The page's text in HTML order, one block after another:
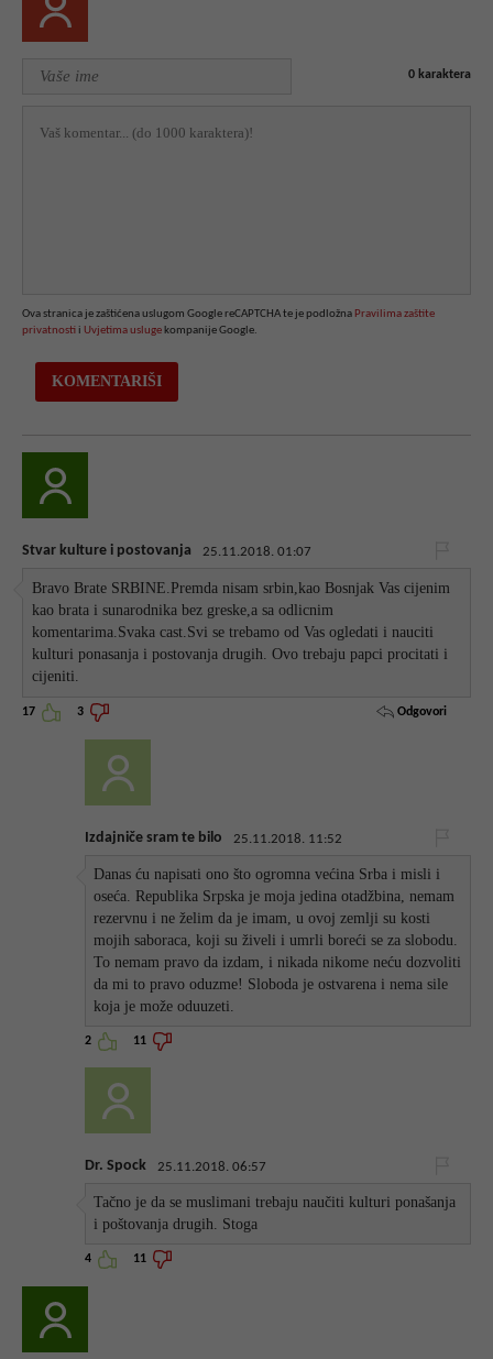
0 karaktera
Ova stranica je zaštićena uslugom Google reCAPTCHA te je podložna Pravilima zaštite
privatnosti i Uvjetima usluge kompanije Google.
Stvar kulture i postovanja 25.11.2018. 01:07
Bravo Brate SRBINE.Premda nisam srbin,kao Bosnjak Vas cijenim
kao brata i sunarodnika bez greske,a sa odlicnim
komentarima.Svaka cast.Svi se trebamo od Vas ogledati i nauciti
kulturi ponasanja i postovanja drugih. Ovo trebaju papci procitati i
cijeniti.
17 3 Odgovori
Izdajniče sram te bilo 25.11.2018. 11:52
Danas ću napisati ono što ogromna većina Srba i misli i
oseća. Republika Srpska je moja jedina otadžbina, nemam
rezervnu i ne želim da je imam, u ovoj zemlji su kosti
mojih saboraca, koji su živeli i umrli boreći se za slobodu.
To nemam pravo da izdam, i nikada nikome neću dozvoliti
da mi to pravo oduzme! Sloboda je ostvarena i nema sile
koja je može oduuzeti.
2 11
Dr. Spock 25.11.2018. 06:57
Tačno je da se muslimani trebaju naučiti kulturi ponašanja
i poštovanja drugih. Stoga
4 11